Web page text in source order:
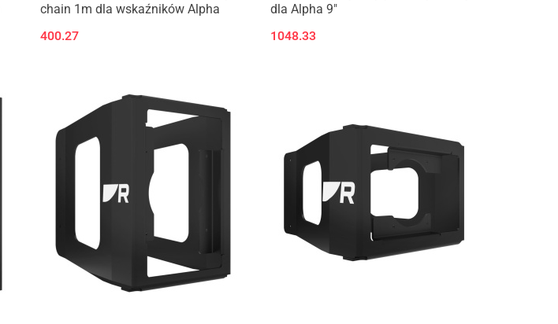
chain 1m dla wskaźników Alpha
400.27
dla Alpha 9"
1048.33